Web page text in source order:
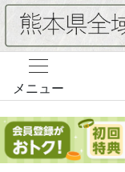
メニュー